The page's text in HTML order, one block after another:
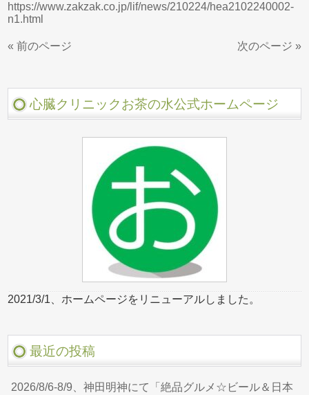
https://www.zakzak.co.jp/lif/news/210224/hea2102240002-
n1.html
« 前のページ 次のページ »
心臓クリニックお茶の水公式ホームページ
2021/3/1、ホームページをリニューアルしました。
最近の投稿
2026/8/6-8/9、神田明神にて「絶品グルメ☆ビール＆日本